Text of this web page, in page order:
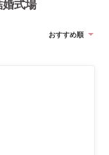
式場
おすすめ順